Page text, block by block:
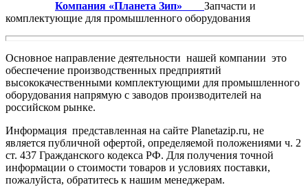
Компания «Планета Зип» Запчасти и
комплектующие для промышленного оборудования
Основное направление деятельности нашей компании это
обеспечение производственных предприятий
высококачественными комплектующими для промышленного
оборудования напрямую с заводов производителей на
российском рынке.
Информация представленная на сайте Planetazip.ru, не
является публичной офертой, определяемой положениями ч. 2
ст. 437 Гражданского кодекса РФ. Для получения точной
информации о стоимости товаров и условиях поставки,
пожалуйста, обратитесь к нашим менеджерам.